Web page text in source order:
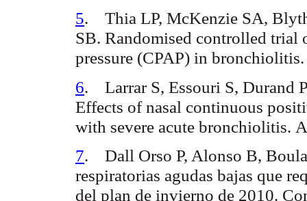
5. Thia LP, McKenzie SA,
SB. Randomised controlled trial
pressure (CPAP) in
6. Larrar S, Essouri S, Durand
Effects of nasal continuous
with severe acute bronchiolitis.
7. Dall Orso P, Alonso B,
respiratorias agudas bajas que
del plan de invierno de 2010.